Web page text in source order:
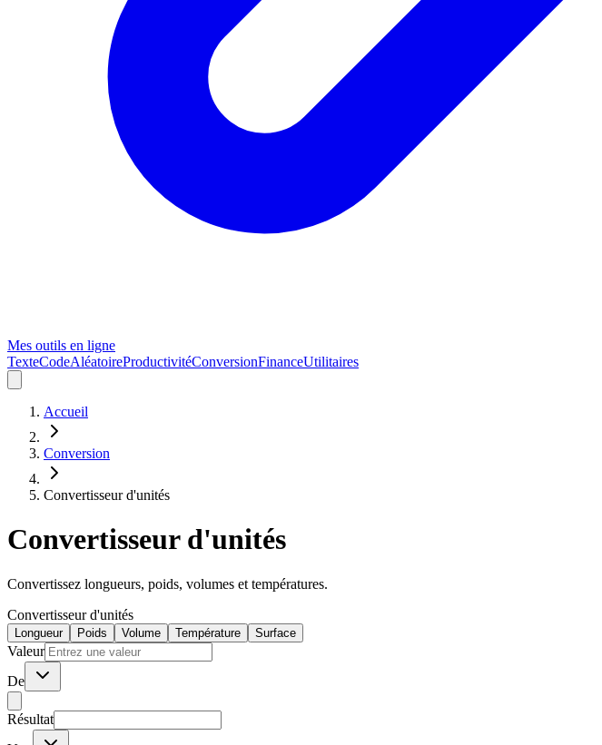
Mes outils en ligne
TexteCodeAléatoireProductivitéConversionFinanceUtilitaires
Accueil
Conversion
Convertisseur d'unités
Convertisseur d'unités
Convertissez longueurs, poids, volumes et températures.
Convertisseur d'unités
Longueur Poids Volume Température Surface
Valeur
De
Résultat